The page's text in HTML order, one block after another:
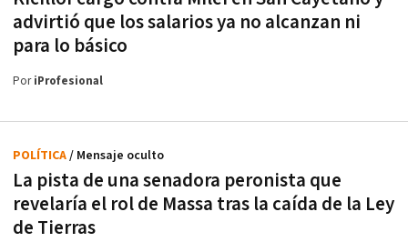
advirtió que los salarios ya no alcanzan ni
para lo básico
PoriProfesional
La pista de una senadora peronista que
revelaría el rol de Massa tras la caída de la Ley
de Tierras
POLÍTICA/ Mensaje oculto